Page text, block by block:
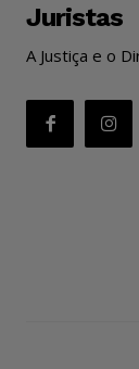
Juristas
A Justiça e o